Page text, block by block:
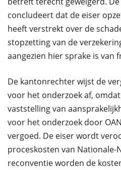
concludeert dat de eiser
heeft verstrekt over de
stopzetting van de
aangezien hier sprake is van
De kantonrechter wijst de
voor het onderzoek af,
vaststelling van
voor het onderzoek door
vergoed. De eiser wordt
proceskosten van Nationale-
reconventie worden de